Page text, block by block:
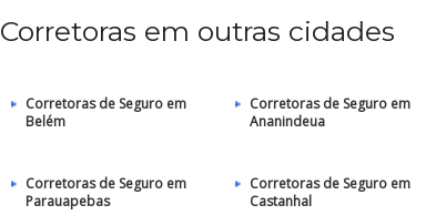
Corretoras em outras cidades
Corretoras de Seguro em
Belém
Corretoras de Seguro em
Ananindeua
Corretoras de Seguro em
Parauapebas
Corretoras de Seguro em
Castanhal